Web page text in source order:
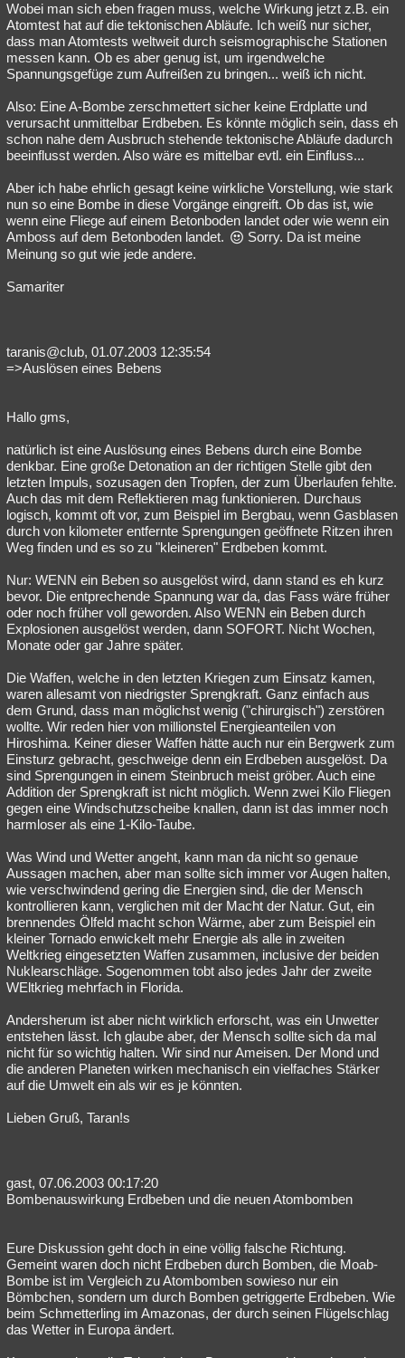
Wobei man sich eben fragen muss, welche Wirkung jetzt z.B. ein
Atomtest hat auf die tektonischen Abläufe. Ich weiß nur sicher,
dass man Atomtests weltweit durch seismographische Stationen
messen kann. Ob es aber genug ist, um irgendwelche
Spannungsgefüge zum Aufreißen zu bringen... weiß ich nicht.
Also: Eine A-Bombe zerschmettert sicher keine Erdplatte und
verursacht unmittelbar Erdbeben. Es könnte möglich sein, dass eh
schon nahe dem Ausbruch stehende tektonische Abläufe dadurch
beeinflusst werden. Also wäre es mittelbar evtl. ein Einfluss...
Aber ich habe ehrlich gesagt keine wirkliche Vorstellung, wie stark
nun so eine Bombe in diese Vorgänge eingreift. Ob das ist, wie
wenn eine Fliege auf einem Betonboden landet oder wie wenn ein
Amboss auf dem Betonboden landet.
Sorry. Da ist meine
Meinung so gut wie jede andere.
Samariter
taranis@club, 01.07.2003 12:35:54
=>Auslösen eines Bebens
Hallo gms,
natürlich ist eine Auslösung eines Bebens durch eine Bombe
denkbar. Eine große Detonation an der richtigen Stelle gibt den
letzten Impuls, sozusagen den Tropfen, der zum Überlaufen fehlte.
Auch das mit dem Reflektieren mag funktionieren. Durchaus
logisch, kommt oft vor, zum Beispiel im Bergbau, wenn Gasblasen
durch von kilometer entfernte Sprengungen geöffnete Ritzen ihren
Weg finden und es so zu "kleineren" Erdbeben kommt.
Nur: WENN ein Beben so ausgelöst wird, dann stand es eh kurz
bevor. Die entprechende Spannung war da, das Fass wäre früher
oder noch früher voll geworden. Also WENN ein Beben durch
Explosionen ausgelöst werden, dann SOFORT. Nicht Wochen,
Monate oder gar Jahre später.
Die Waffen, welche in den letzten Kriegen zum Einsatz kamen,
waren allesamt von niedrigster Sprengkraft. Ganz einfach aus
dem Grund, dass man möglichst wenig ("chirurgisch") zerstören
wollte. Wir reden hier von millionstel Energieanteilen von
Hiroshima. Keiner dieser Waffen hätte auch nur ein Bergwerk zum
Einsturz gebracht, geschweige denn ein Erdbeben ausgelöst. Da
sind Sprengungen in einem Steinbruch meist gröber. Auch eine
Addition der Sprengkraft ist nicht möglich. Wenn zwei Kilo Fliegen
gegen eine Windschutzscheibe knallen, dann ist das immer noch
harmloser als eine 1-Kilo-Taube.
Was Wind und Wetter angeht, kann man da nicht so genaue
Aussagen machen, aber man sollte sich immer vor Augen halten,
wie verschwindend gering die Energien sind, die der Mensch
kontrollieren kann, verglichen mit der Macht der Natur. Gut, ein
brennendes Ölfeld macht schon Wärme, aber zum Beispiel ein
kleiner Tornado enwickelt mehr Energie als alle in zweiten
Weltkrieg eingesetzten Waffen zusammen, inclusive der beiden
Nuklearschläge. Sogenommen tobt also jedes Jahr der zweite
WEltkrieg mehrfach in Florida.
Andersherum ist aber nicht wirklich erforscht, was ein Unwetter
entstehen lässt. Ich glaube aber, der Mensch sollte sich da mal
nicht für so wichtig halten. Wir sind nur Ameisen. Der Mond und
die anderen Planeten wirken mechanisch ein vielfaches Stärker
auf die Umwelt ein als wir es je könnten.
Lieben Gruß, Taran!s
gast, 07.06.2003 00:17:20
Bombenauswirkung Erdbeben und die neuen Atombomben
Eure Diskussion geht doch in eine völlig falsche Richtung.
Gemeint waren doch nicht Erdbeben durch Bomben, die Moab-
Bombe ist im Vergleich zu Atombomben sowieso nur ein
Bömbchen, sondern um durch Bomben getriggerte Erdbeben. Wie
beim Schmetterling im Amazonas, der durch seinen Flügelschlag
das Wetter in Europa ändert.